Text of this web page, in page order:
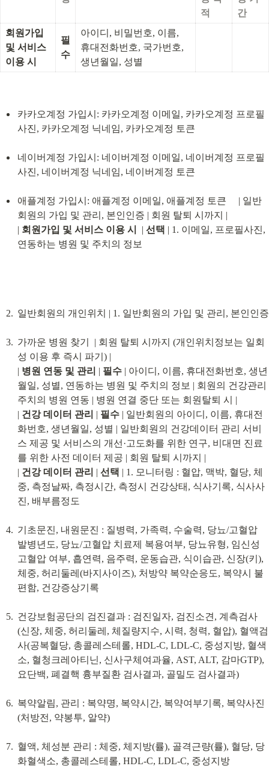
적
간
회원가입
및 서비스
이용 시
필
수
아이디, 비밀번호, 이름,
휴대전화번호, 국가번호,
생년월일, 성별
카카오계정 가입시: 카카오계정 이메일, 카카오계정 프로필
사진, 카카오계정 닉네임, 카카오계정 토큰
네이버계정 가입시: 네이버계정 이메일, 네이버계정 프로필
사진, 네이버계정 닉네임, 네이버계정 토큰
애플계정 가입시: 애플계정 이메일, 애플계정 토큰     | 일반
회원의 가입 및 관리, 본인인증 | 회원 탈퇴 시까지 |
| 회원가입 및 서비스 이용 시
  |
선택 | 1. 이메일, 프로필사진,
연동하는 병원 및 주치의 정보
일반회원의 개인위치 | 1. 일반회원의 가입 및 관리, 본인인증
가까운 병원 찾기  | 회원 탈퇴 시까지 (개인위치정보는 일회
성 이용 후 즉시 파기) |
| 병원 연동 및 관리 | 필수 | 아이디, 이름, 휴대전화번호, 생년
월일, 성별, 연동하는 병원 및 주치의 정보 | 회원의 건강관리
주치의 병원 연동 | 병원 연결 중단 또는 회원탈퇴 시 |
| 건강 데이터 관리 | 필수 | 일반회원의 아이디, 이름, 휴대전
화번호, 생년월일, 성별 | 일반회원의 건강데이터 관리 서비
스 제공 및 서비스의 개선·고도화를 위한 연구, 비대면 진료
를 위한 사전 데이터 제공 | 회원 탈퇴 시까지 |
| 건강 데이터 관리 | 선택 | 1. 모니터링 : 혈압, 맥박, 혈당, 체
중, 측정날짜, 측정시간, 측정시 건강상태, 식사기록, 식사사
진, 배부름정도
기초문진, 내원문진 : 질병력, 가족력, 수술력, 당뇨/고혈압
발병년도, 당뇨/고혈압 치료제 복용여부, 당뇨유형, 임신성
고혈압 여부, 흡연력, 음주력, 운동습관, 식이습관, 신장(키),
체중, 허리둘레(바지사이즈), 처방약 복약순응도, 복약시 불
편함, 건강증상기록
건강보험공단의 검진결과 : 검진일자, 검진소견, 계측검사
(신장, 체중, 허리둘레, 체질량지수, 시력, 청력, 혈압), 혈액검
사(공복혈당, 총콜레스테롤, HDL-C, LDL-C, 중성지방, 혈색
소, 혈청크레아티닌, 신사구체여과율, AST, ALT, 감마GTP),
요단백, 폐결핵 흉부질환 검사결과, 골밀도 검사결과)
복약알림, 관리 : 복약명, 복약시간, 복약여부기록, 복약사진
(처방전, 약봉투, 알약)
혈액, 체성분 관리 : 체중, 체지방(률), 골격근량(률), 혈당, 당
화혈색소, 총콜레스테롤, HDL-C, LDL-C, 중성지방